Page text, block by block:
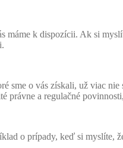
k dispozícii. Ak si
o vás získali, už viac
a regulačné
o prípady, keď si myslíte,